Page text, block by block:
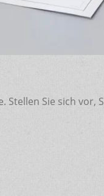
Sie sich vor,